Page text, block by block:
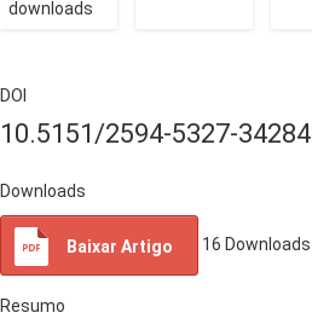
downloads
DOI
10.5151/2594-5327-34284
Downloads
Baixar Artigo 16 Downloads
Resumo